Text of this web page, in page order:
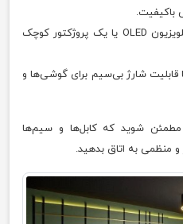
باکیفیت.
: یک تلویزیون OLED یا یک پروژکتور کوچک
قابلیت شارژ بی‌سیم برای گوشی‌ها و
مطمئن شوید که کابل‌ها و سیم‌ها
منظمی به اتاق بدهید.